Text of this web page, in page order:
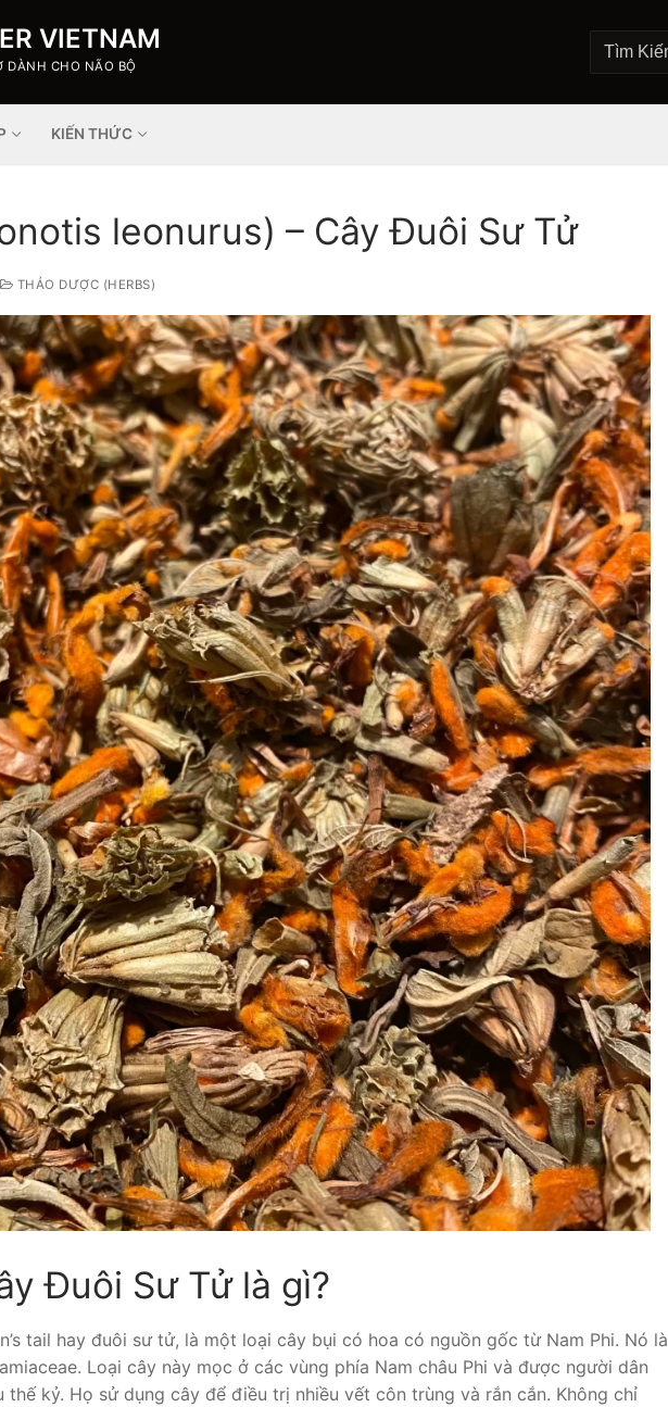
VIETNAM
DÀNH CHO NÃO BỘ
KIẾN THỨC
leonurus) – Cây Đuôi Sư Tử
THẢO DƯỢC (HERBS)
Đuôi Sư Tử là gì?
tail hay đuôi sư tử, là một loại cây bụi có hoa có nguồn gốc từ Nam Phi. Nó là
Loại cây này mọc ở các vùng phía Nam châu Phi và được người dân
kỷ. Họ sử dụng cây để điều trị nhiều vết côn trùng và rắn cắn. Không chỉ